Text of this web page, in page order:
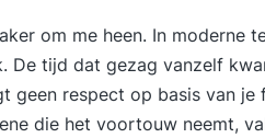
om me heen. In moderne
De tijd dat gezag vanzelf
geen respect op basis van
die het voortouw neemt,